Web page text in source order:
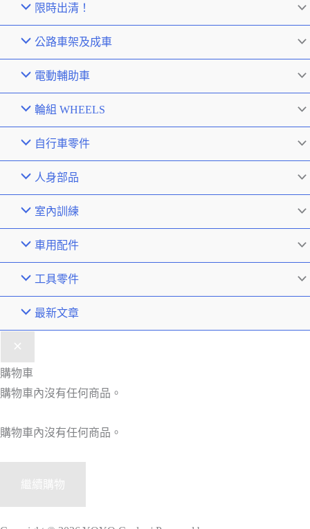
限時出清！
公路車架及成車
電動輔助車
輪組 WHEELS
自行車零件
人身部品
室內訓練
車用配件
工具零件
最新文章
購物車
購物車內沒有任何商品。
購物車內沒有任何商品。
繼續購物